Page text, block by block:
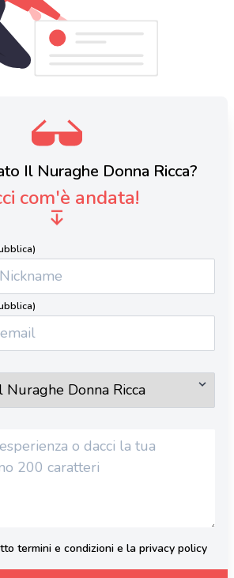
Il Nuraghe Donna Ricca?
com'è andata!
termini e condizioni e la privacy policy